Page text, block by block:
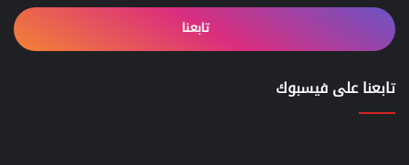
تابعنا
تابعنا على فيسبوك